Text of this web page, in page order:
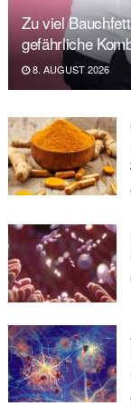
Zu viel
gefährliche
8. AUGUST 2026